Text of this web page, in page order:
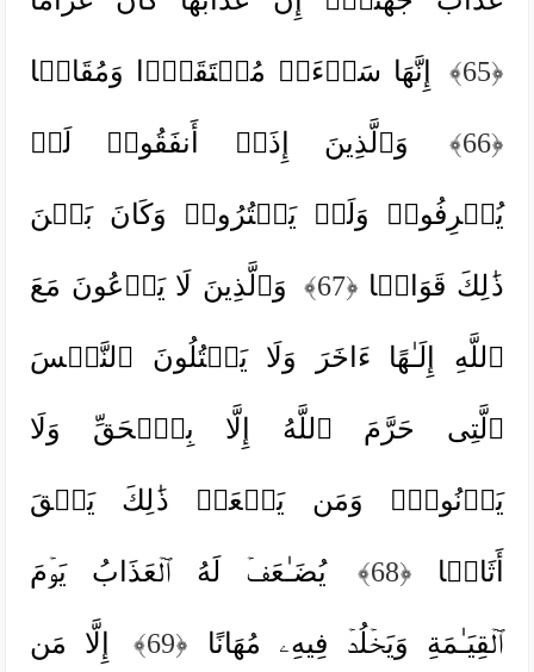
﴿65﴾ إِنَّهَا سَاۤءَتۡ مُسۡتَقَرࣰّا وَمُقَامࣰا
﴿66﴾ وَٱلَّذِینَ إِذَاۤ أَنفَقُوا۟ لَمۡ
یُسۡرِفُوا۟ وَلَمۡ یَقۡتُرُوا۟ وَكَانَ بَیۡنَ
ذَ ٰ⁠لِكَ قَوَامࣰا ﴿67﴾ وَٱلَّذِینَ لَا یَدۡعُونَ مَعَ
ٱللَّهِ إِلَـٰهًا ءَاخَرَ وَلَا یَقۡتُلُونَ ٱلنَّفۡسَ
ٱلَّتِی حَرَّمَ ٱللَّهُ إِلَّا بِٱلۡحَقِّ وَلَا
یَزۡنُونَۚ وَمَن یَفۡعَلۡ ذَ ٰ⁠لِكَ یَلۡقَ
أَثَامࣰا ﴿68﴾ یُضَـٰعَفۡ لَهُ ٱلۡعَذَابُ یَوۡمَ
ٱلۡقِیَـٰمَةِ وَیَخۡلُدۡ فِیهِۦ مُهَانًا ﴿69﴾ إِلَّا مَن